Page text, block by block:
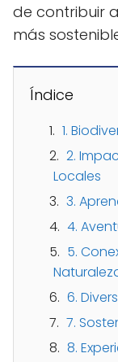
de contribuir
más
Índice
1.
2.
Locales
3.
4.
5.
6.
7.
8.